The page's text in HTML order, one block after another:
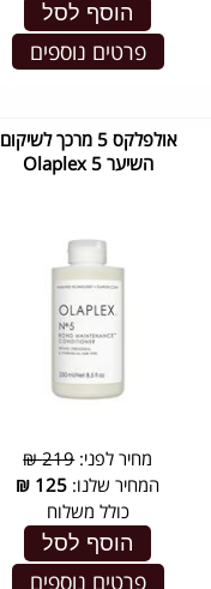
הוסף לסל
פרטים נוספים
אולפלקס 5 מרכך לשיקום
השיער Olaplex 5
מחיר לפני:219 ₪
המחיר שלנו: 125
₪
כולל משלוח
הוסף לסל
פרטים נוספים